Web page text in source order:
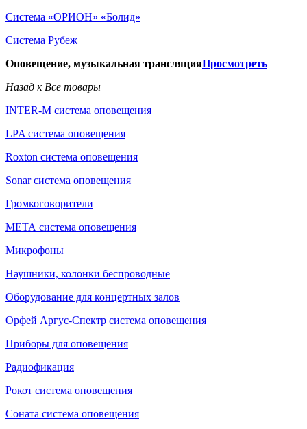
Система «ОРИОН» «Болид»
Система Рубеж
Оповещение, музыкальная трансляцияПросмотреть
Назад к Все товары
INTER-M система оповещения
LPA система оповещения
Roxton система оповещения
Sonar система оповещения
Громкоговорители
МЕТА система оповещения
Микрофоны
Наушники, колонки беспроводные
Оборудование для концертных залов
Орфей Аргус-Спектр система оповещения
Приборы для оповещения
Радиофикация
Рокот система оповещения
Соната система оповещения